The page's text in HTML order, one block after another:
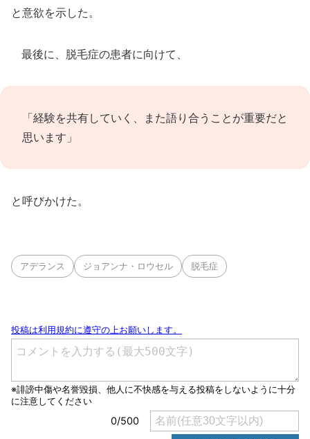
と意欲を示した。
最後に、脱毛症の患者に向けて、
「経験を共有していく、また語り合うことが重要だと
思います」
と呼びかけた。
アデランス ジョアンナ・ロウセル 脱毛症